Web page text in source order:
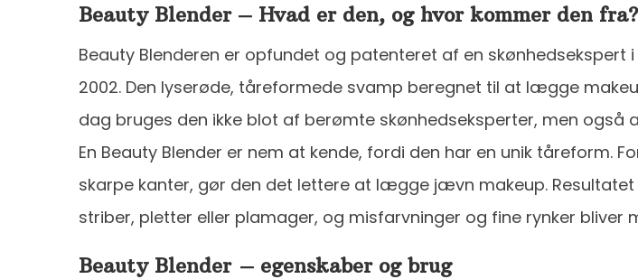
Beauty Blender – Hvad er den, og hvor kommer den fra?
Beauty Blenderen er opfundet og patenteret af en skønhedsekspert i
2002. Den lyserøde, tåreformede svamp beregnet til at lægge
dag bruges den ikke blot af berømte skønhedseksperter, men også
En Beauty Blender er nem at kende, fordi den har en unik tåreform.
skarpe kanter, gør den det lettere at lægge jævn makeup. Resultatet
striber, pletter eller plamager, og misfarvninger og fine rynker bliver
Beauty Blender – egenskaber og brug